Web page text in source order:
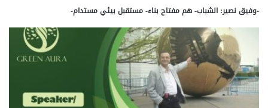
-وفيق نصير: الشباب- هم مفتاح بناء- مستقبل بيئي مستدام-